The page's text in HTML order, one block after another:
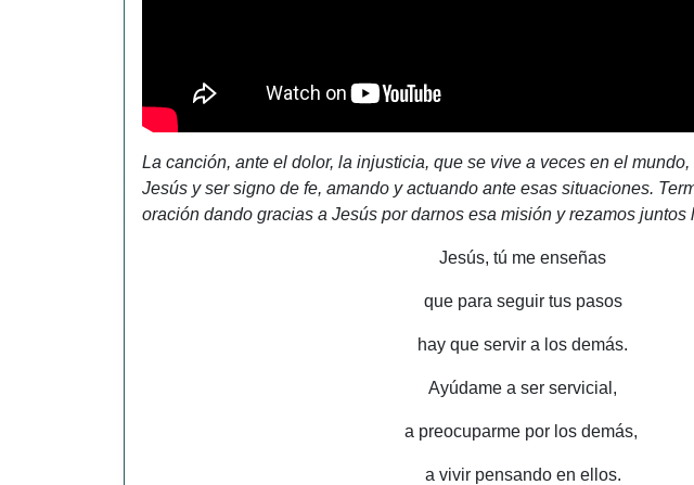
La canción, ante el dolor, la injusticia, que se vive a veces en el
Jesús y ser signo de fe, amando y actuando ante esas situaciones.
oración dando gracias a Jesús por darnos esa misión y rezamos juntos
Jesús, tú me enseñas
que para seguir tus pasos
hay que servir a los demás.
Ayúdame a ser servicial,
a preocuparme por los demás,
a vivir pensando en ellos.